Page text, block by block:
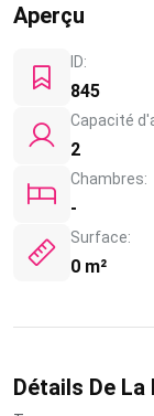
Aperçu
ID:
845
Capacité
2
Chambres:
-
Surface:
0 m²
Détails De